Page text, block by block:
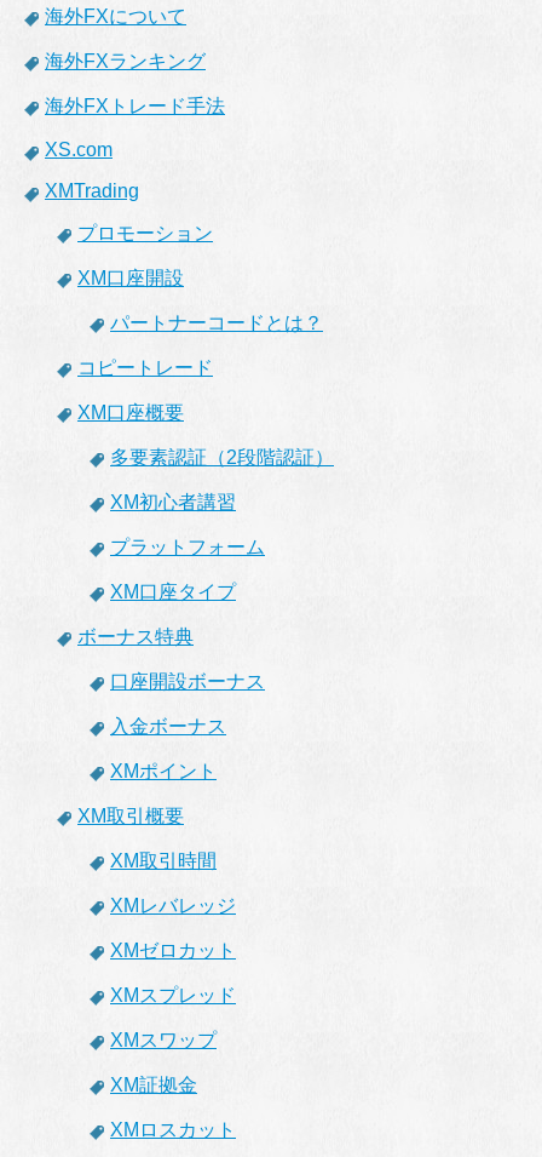
海外FXについて
海外FXランキング
海外FXトレード手法
XS.com
XMTrading
プロモーション
XM口座開設
パートナーコードとは？
コピートレード
XM口座概要
多要素認証（2段階認証）
XM初心者講習
プラットフォーム
XM口座タイプ
ボーナス特典
口座開設ボーナス
入金ボーナス
XMポイント
XM取引概要
XM取引時間
XMレバレッジ
XMゼロカット
XMスプレッド
XMスワップ
XM証拠金
XMロスカット